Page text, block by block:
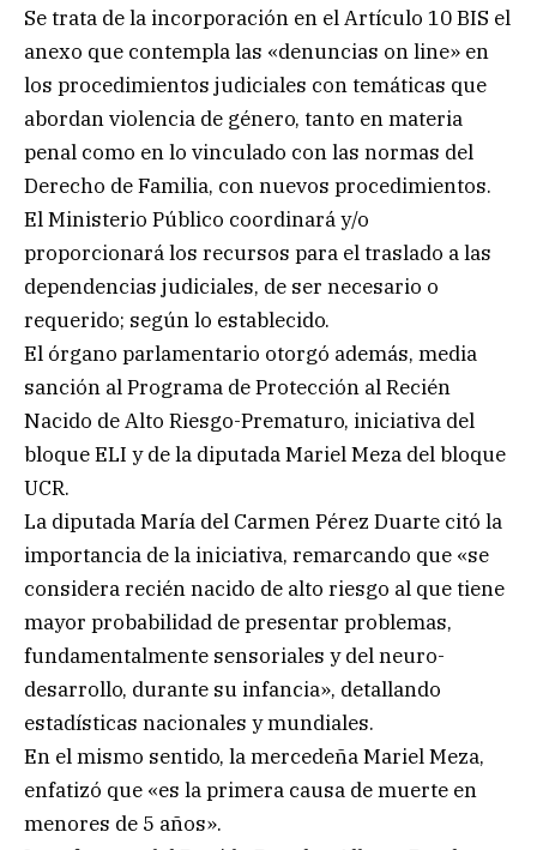
Se trata de la incorporación en el Artículo 10 BIS el
anexo que contempla las «denuncias on line» en
los procedimientos judiciales con temáticas que
abordan violencia de género, tanto en materia
penal como en lo vinculado con las normas del
Derecho de Familia, con nuevos procedimientos.
El Ministerio Público coordinará y/o
proporcionará los recursos para el traslado a las
dependencias judiciales, de ser necesario o
requerido; según lo establecido.
El órgano parlamentario otorgó además, media
sanción al Programa de Protección al Recién
Nacido de Alto Riesgo-Prematuro, iniciativa del
bloque ELI y de la diputada Mariel Meza del bloque
UCR.
La diputada María del Carmen Pérez Duarte citó la
importancia de la iniciativa, remarcando que «se
considera recién nacido de alto riesgo al que tiene
mayor probabilidad de presentar problemas,
fundamentalmente sensoriales y del neuro-
desarrollo, durante su infancia», detallando
estadísticas nacionales y mundiales.
En el mismo sentido, la mercedeña Mariel Meza,
enfatizó que «es la primera causa de muerte en
menores de 5 años».